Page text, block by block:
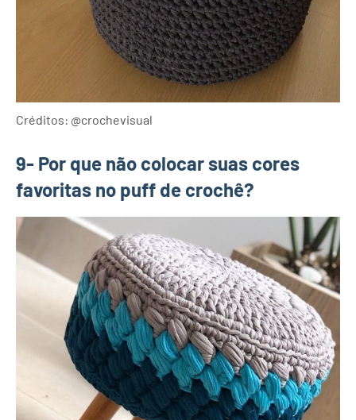
Créditos: @crochevisual
9- Por que não colocar suas cores
favoritas no puff de crochê?